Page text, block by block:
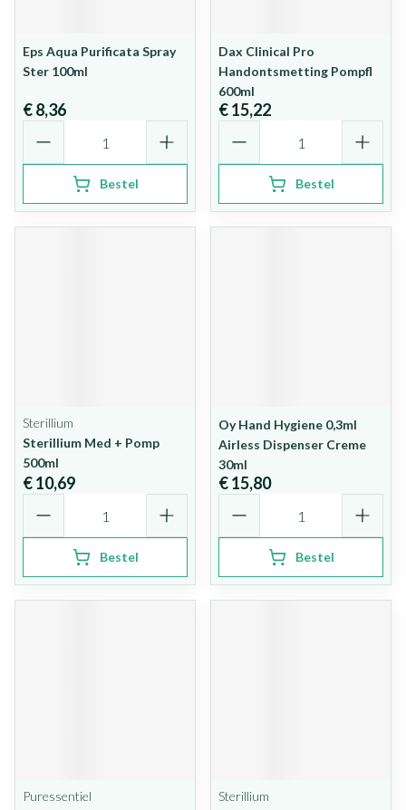
Eps Aqua Purificata Spray
Ster 100ml
€ 8,36
Bestel
Dax Clinical Pro
Handontsmetting Pompfl
600ml
€ 15,22
Bestel
Sterillium
Sterillium Med + Pomp
500ml
€ 10,69
Bestel
Oy Hand Hygiene 0,3ml
Airless Dispenser Creme
30ml
€ 15,80
Bestel
Puressentiel
Sterillium